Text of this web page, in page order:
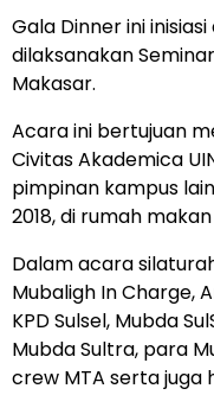
Gala Dinner ini
dilaksanakan
Makasar.
Acara ini bertujuan
Civitas Akademica
pimpinan kampus
2018, di rumah
Dalam acara
Mubaligh In Charge,
KPD Sulsel, Mubda
Mubda Sultra, para
crew MTA serta juga